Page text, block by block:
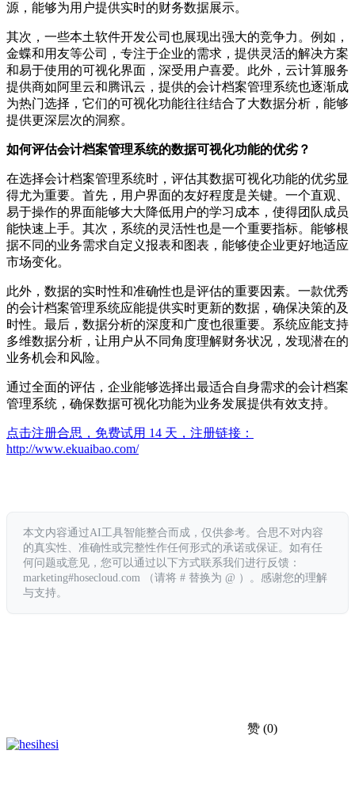
源，能够为用户提供实时的财务数据展示。
其次，一些本土软件开发公司也展现出强大的竞争力。例如，
金蝶和用友等公司，专注于企业的需求，提供灵活的解决方案
和易于使用的可视化界面，深受用户喜爱。此外，云计算服务
提供商如阿里云和腾讯云，提供的会计档案管理系统也逐渐成
为热门选择，它们的可视化功能往往结合了大数据分析，能够
提供更深层次的洞察。
如何评估会计档案管理系统的数据可视化功能的优劣？
在选择会计档案管理系统时，评估其数据可视化功能的优劣显
得尤为重要。首先，用户界面的友好程度是关键。一个直观、
易于操作的界面能够大大降低用户的学习成本，使得团队成员
能快速上手。其次，系统的灵活性也是一个重要指标。能够根
据不同的业务需求自定义报表和图表，能够使企业更好地适应
市场变化。
此外，数据的实时性和准确性也是评估的重要因素。一款优秀
的会计档案管理系统应能提供实时更新的数据，确保决策的及
时性。最后，数据分析的深度和广度也很重要。系统应能支持
多维数据分析，让用户从不同角度理解财务状况，发现潜在的
业务机会和风险。
通过全面的评估，企业能够选择出最适合自身需求的会计档案
管理系统，确保数据可视化功能为业务发展提供有效支持。
点击注册合思，免费试用 14 天，注册链接：
http://www.ekuaibao.com/
本文内容通过AI工具智能整合而成，仅供参考。合思不对内容
的真实性、准确性或完整性作任何形式的承诺或保证。如有任
何问题或意见，您可以通过以下方式联系我们进行反馈：
marketing#hosecloud.com （请将 # 替换为 @ ）。感谢您的理解
与支持。
赞 (0)
hesi